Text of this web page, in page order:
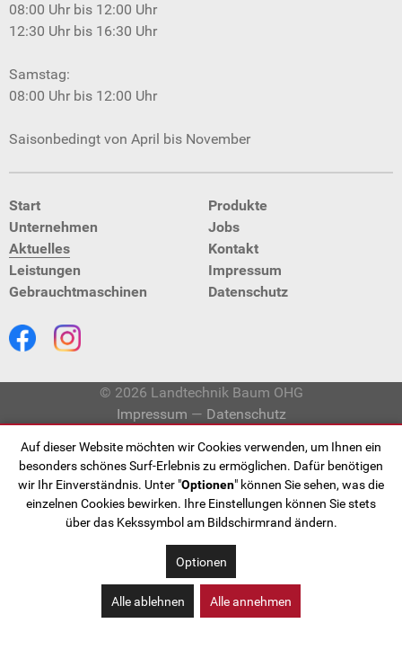
08:00 Uhr bis 12:00 Uhr
12:30 Uhr bis 16:30 Uhr
Samstag:
08:00 Uhr bis 12:00 Uhr
Saisonbedingt von April bis November
Start
Unternehmen
Aktuelles
Leistungen
Gebraucht­maschinen
Produkte
Jobs
Kontakt
Impressum
Datenschutz
© 2026 Landtechnik Baum OHG
Impressum — Datenschutz
Auf dieser Website möchten wir Cookies verwenden, um Ihnen ein
besonders schönes Surf-Erlebnis zu ermöglichen. Dafür benötigen
wir Ihr Einverständnis. Unter "Optionen" können Sie sehen, was die
einzelnen Cookies bewirken. Ihre Einstellungen können Sie stets
über das Kekssymbol am Bildschirmrand ändern.
Optionen
Alle ablehnen Alle annehmen